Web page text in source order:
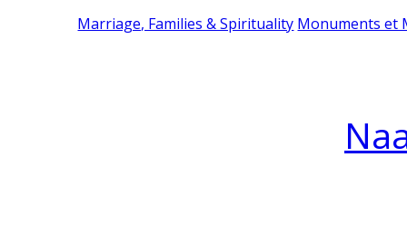
Marriage, Families & Spirituality Monuments et